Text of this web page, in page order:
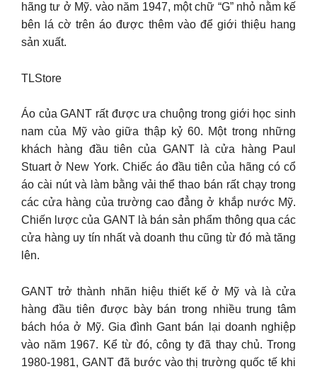
hãng tư ở Mỹ. vào năm 1947, một chữ “G” nhỏ nằm kế
bên lá cờ trên áo được thêm vào để giới thiệu hang
sản xuất.
TLStore
Áo của GANT rất được ưa chuộng trong giới học sinh
nam của Mỹ vào giữa thập kỷ 60. Một trong những
khách hàng đầu tiên của GANT là cửa hàng Paul
Stuart ở New York. Chiếc áo đầu tiên của hãng có cổ
áo cài nút và làm bằng vải thể thao bán rất chạy trong
các cửa hàng của trường cao đẳng ở khắp nước Mỹ.
Chiến lược của GANT là bán sản phẩm thông qua các
cửa hàng uy tín nhất và doanh thu cũng từ đó mà tăng
lên.
GANT trở thành nhãn hiệu thiết kế ở Mỹ và là cửa
hàng đầu tiên được bày bán trong nhiều trung tâm
bách hóa ở Mỹ. Gia đình Gant bán lại doanh nghiệp
vào năm 1967. Kể từ đó, công ty đã thay chủ. Trong
1980-1981, GANT đã bước vào thị trường quốc tế khi